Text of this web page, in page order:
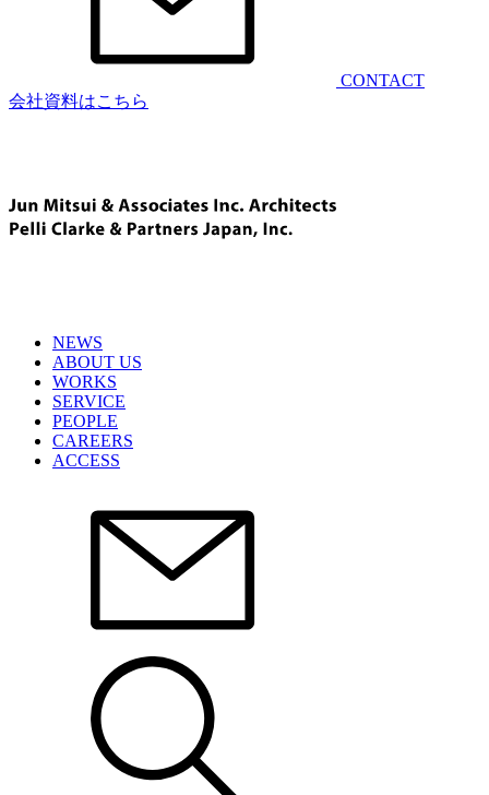
CONTACT
会社資料はこちら
NEWS
ABOUT US
WORKS
SERVICE
PEOPLE
CAREERS
ACCESS